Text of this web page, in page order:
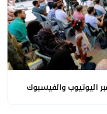
اليوتيوب والفيسبوك